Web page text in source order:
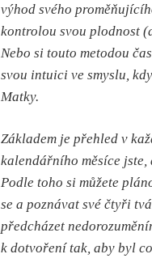
výhod svého
kontrolou svou plodnost
Nebo si touto metodou
svou intuici ve smyslu,
Matky.
Základem je přehled v
kalendářního měsíce jste,
Podle toho si můžete
se a poznávat své čtyři
předcházet
k dotvoření tak, aby byl